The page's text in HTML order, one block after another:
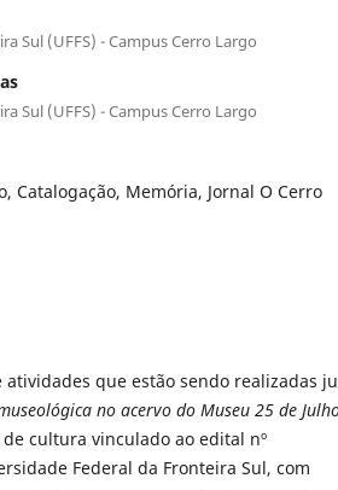
Sul (UFFS) - Campus Cerro Largo
Sul (UFFS) - Campus Cerro Largo
Catalogação, Memória, Jornal O Cerro
que estão sendo realizadas
no acervo do Museu 25 de
cultura vinculado ao edital nº
Federal da Fronteira Sul, com